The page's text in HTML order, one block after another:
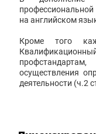
на английском
Кроме того
осуществления
деятельности (ч.2